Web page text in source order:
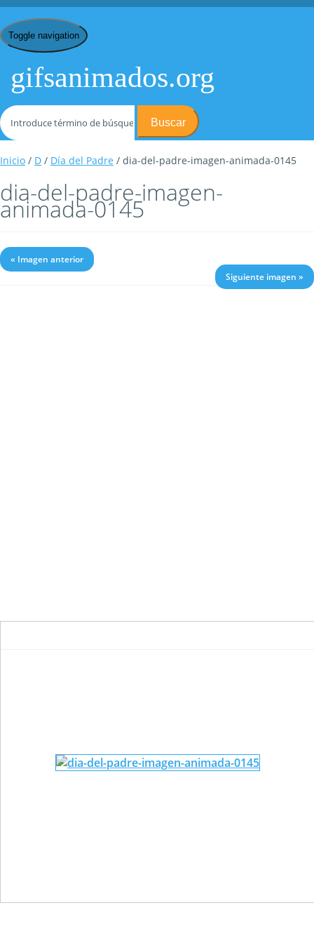
Toggle navigation
gifsanimados.org
Buscar
Inicio / D / Día del Padre / dia-del-padre-imagen-animada-0145
dia-del-padre-imagen-
animada-0145
« Imagen anterior
Siguiente imagen »